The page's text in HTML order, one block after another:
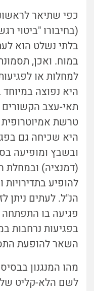
(בחיבורו "ביטוי
בלתי נשלט הוא
למחלות או
היא נפוצה במיוחד
תאי-עצב הקשורים
ובשבץ ומופיעה
(דמנציה) ובמחלת
להופיע
הנ"ל. לעתים ניתן
פגיעה בו
בפגיעות נרחבות
השאר להופעת
מהו המנגנון
לשם הלא-קליט